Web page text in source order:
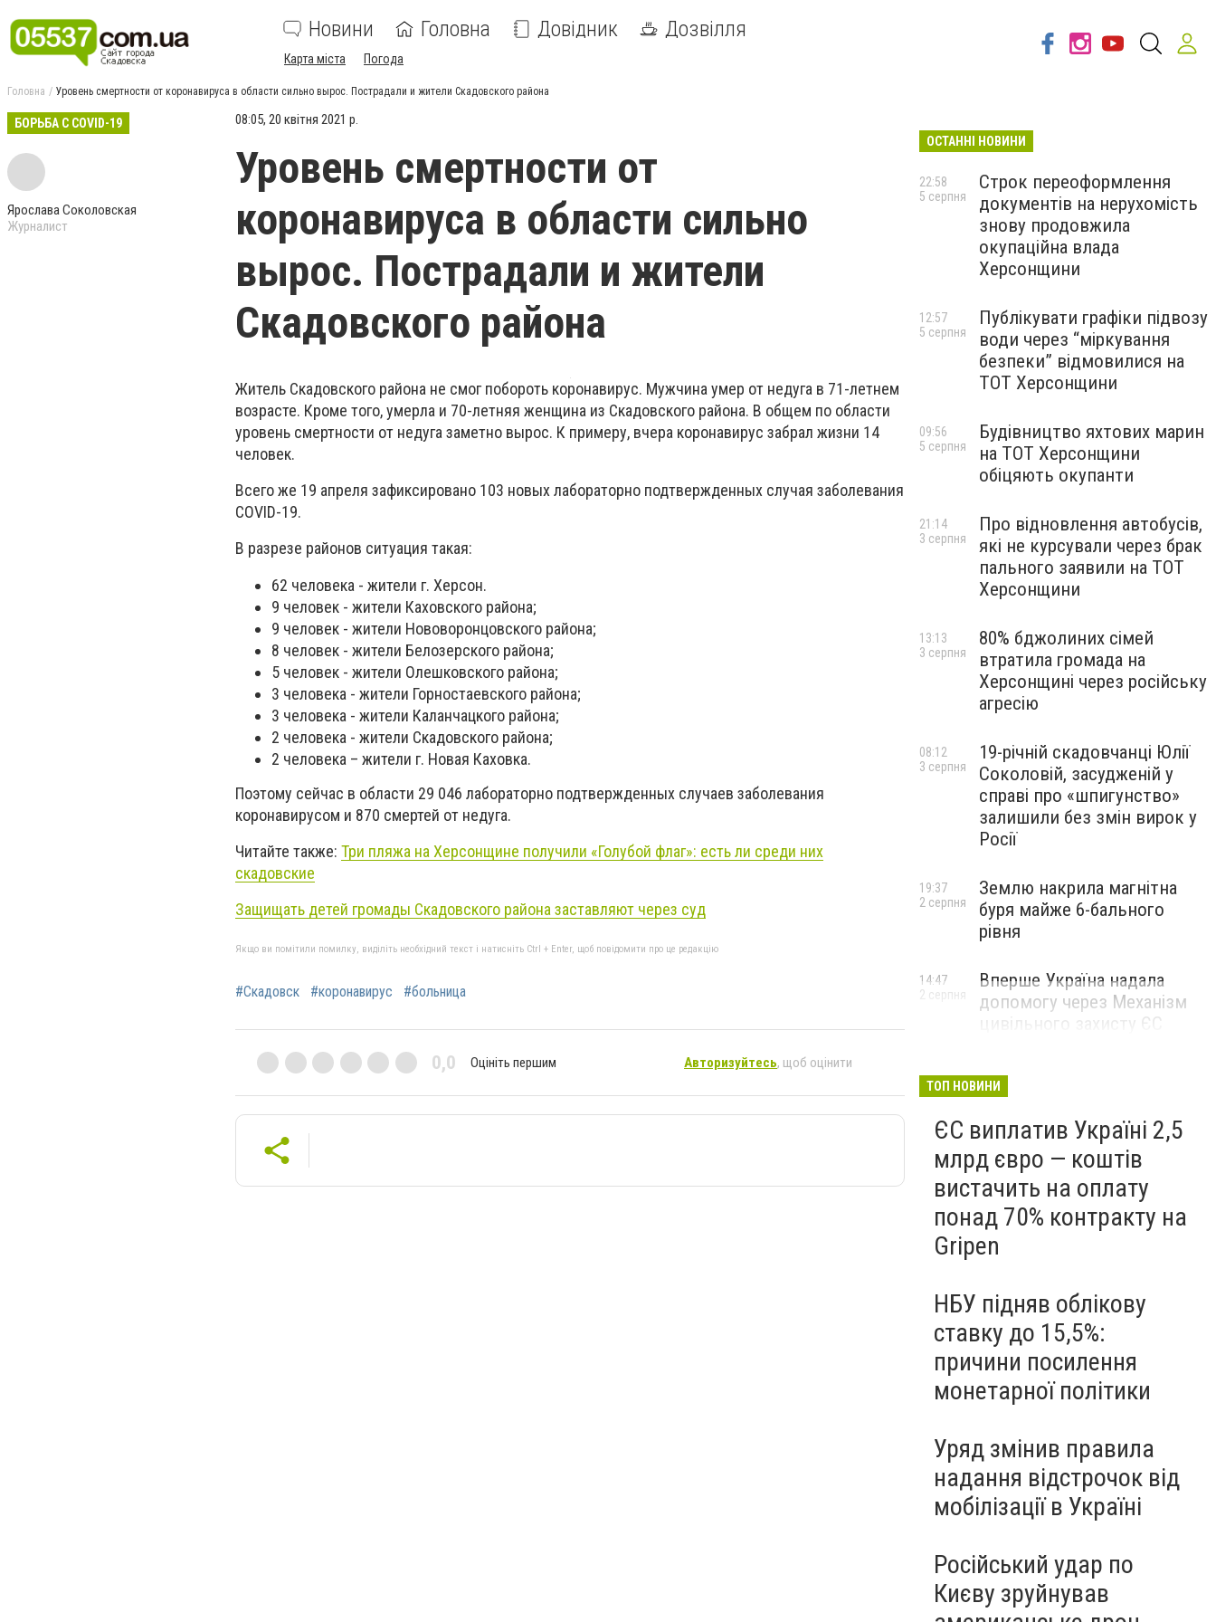
Новини Головна Довідник Дозвілля
Карта міста Погода
Головна Уровень смертности от коронавируса в области сильно вырос. Пострадали и жители Скадовского района
БОРЬБА С COVID-19
Ярослава Соколовская
Журналист
08:05, 20 квітня 2021 р.
Уровень смертности от
коронавируса в области сильно
вырос. Пострадали и жители
Скадовского района
Житель Скадовского района не смог побороть коронавирус. Мужчина умер от недуга в 71-летнем
возрасте. Кроме того, умерла и 70-летняя женщина из Скадовского района. В общем по области
уровень смертности от недуга заметно вырос. К примеру, вчера коронавирус забрал жизни 14
человек.
Всего же 19 апреля зафиксировано 103 новых лабораторно подтвержденных случая заболевания
COVID-19.
В разрезе районов ситуация такая:
62 человека - жители г. Херсон.
9 человек - жители Каховского района;
9 человек - жители Нововоронцовского района;
8 человек - жители Белозерского района;
5 человек - жители Олешковского района;
3 человека - жители Горностаевского района;
3 человека - жители Каланчацкого района;
2 человека - жители Скадовского района;
2 человека – жители г. Новая Каховка.
Поэтому сейчас в области 29 046 лабораторно подтвержденных случаев заболевания
коронавирусом и 870 смертей от недуга.
Читайте также: Три пляжа на Херсонщине получили «Голубой флаг»: есть ли среди них
скадовские
Защищать детей громады Скадовского района заставляют через суд
Якщо ви помітили помилку, виділіть необхідний текст і натисніть Ctrl + Enter, щоб повідомити про це редакцію
#Скадовск #коронавирус #больница
0,0 Оцініть першим Авторизуйтесь, щоб оцінити
ОСТАННІ НОВИНИ
Строк переоформлення
документів на нерухомість
знову продовжила
окупаційна влада
Херсонщини
22:58
5 серпня
Публікувати графіки підвозу
води через “міркування
безпеки” відмовилися на
ТОТ Херсонщини
12:57
5 серпня
Будівництво яхтових марин
на ТОТ Херсонщини
обіцяють окупанти
09:56
5 серпня
Про відновлення автобусів,
які не курсували через брак
пального заявили на ТОТ
Херсонщини
21:14
3 серпня
80% бджолиних сімей
втратила громада на
Херсонщині через російську
агресію
13:13
3 серпня
19-річній скадовчанці Юлії
Соколовій, засудженій у
справі про «шпигунство»
залишили без змін вирок у
Росії
08:12
3 серпня
Землю накрила магнітна
буря майже 6-бального
рівня
19:37
2 серпня
Вперше Україна надала
допомогу через Механізм
цивільного захисту ЄС
14:47
2 серпня
ТОП НОВИНИ
ЄС виплатив Україні 2,5
млрд євро — коштів
вистачить на оплату
понад 70% контракту на
Gripen
НБУ підняв облікову
ставку до 15,5%:
причини посилення
монетарної політики
Уряд змінив правила
надання відстрочок від
мобілізації в Україні
Російський удар по
Києву зруйнував